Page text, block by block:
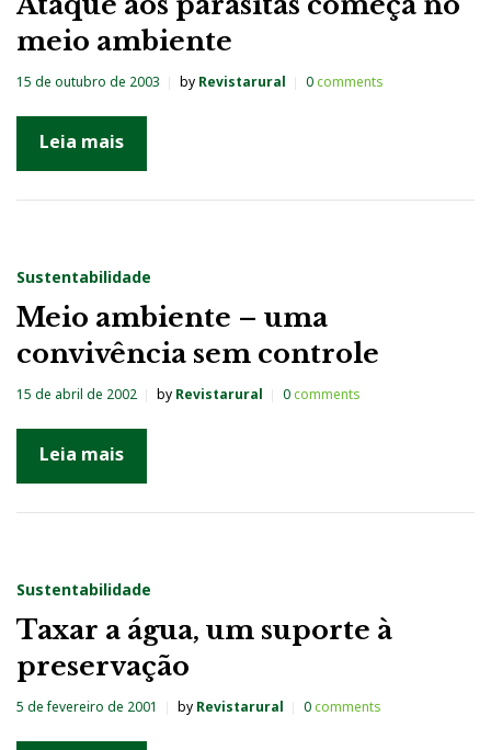
meio ambiente
15 de outubro de 2003 by Revistarural 0comments
Leia mais
Sustentabilidade
Meio ambiente – uma
convivência sem controle
15 de abril de 2002 by Revistarural 0comments
Leia mais
Sustentabilidade
Taxar a água, um suporte à
preservação
5 de fevereiro de 2001 by Revistarural 0comments